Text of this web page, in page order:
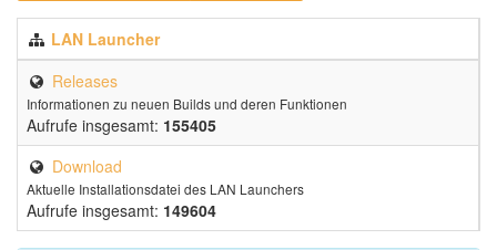
LAN Launcher
Releases
Informationen zu neuen Builds und deren Funktionen
Aufrufe insgesamt: 155405
Download
Aktuelle Installationsdatei des LAN Launchers
Aufrufe insgesamt: 149604